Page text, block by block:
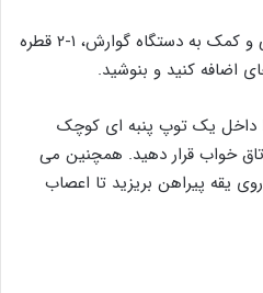
برای هضم بهتر وعده های غذایی و کمک به دستگاه گوارش، ۱-۲ قطره
اضافه کنید و بنوشید.
داخل یک توپ پنبه ای کوچک
خواب قرار دهید. همچنین می
یقه پیراهن بریزید تا اعصاب